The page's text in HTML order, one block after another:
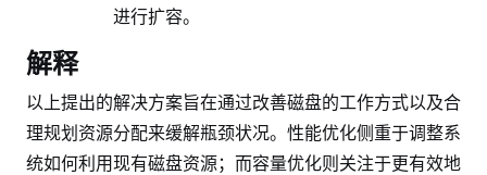
进行扩容。
解释
以上提出的解决方案旨在通过改善磁盘的工作方式以及合
理规划资源分配来缓解瓶颈状况。性能优化侧重于调整系
统如何利用现有磁盘资源；而容量优化则关注于更有效地